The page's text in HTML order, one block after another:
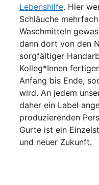
Lebenshilfe. Hier
Schläuche
Waschmitteln
dann dort von den
sorgfältiger
Kolleg*Innen
Anfang bis Ende,
wird. An jedem
daher ein Label
produzierenden
Gurte ist ein
und neuer Zukunft.